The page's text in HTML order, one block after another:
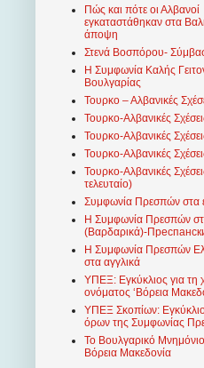
Πώς και πότε οι Αλβανοί
εγκαταστάθηκαν στα
άποψη
Στενά Βοσπόρου-
Η Συμφωνία Καλής
Βουλγαρίας
Τουρκο – Αλβανικές
Τουρκο-Αλβανικές
Τουρκο-Αλβανικές
Τουρκο-Αλβανικές
Τουρκο-Αλβανικές
τελευταίο)
Συμφωνία Πρεσπών στα
Η Συμφωνία Πρεσπών
(Βαρδαρικά)-
Η Συμφωνία Πρεσπών
στα αγγλικά
ΥΠΕΞ: Εγκύκλιος για τη
ονόματος ‘Βόρεια
ΥΠΕΞ Σκοπίων:
όρων της Συμφωνίας
Το Βουλγαρικό Μνημόνιο
Βόρεια Μακεδονία